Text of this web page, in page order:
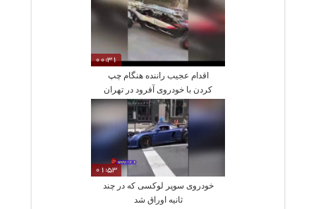
00:31
اقدام عجیب راننده هنگام چپ
کردن با خودروی آفرود در تهران
01:53
خودروی سوپر لوکسی که در چند
ثانیه اوراق شد